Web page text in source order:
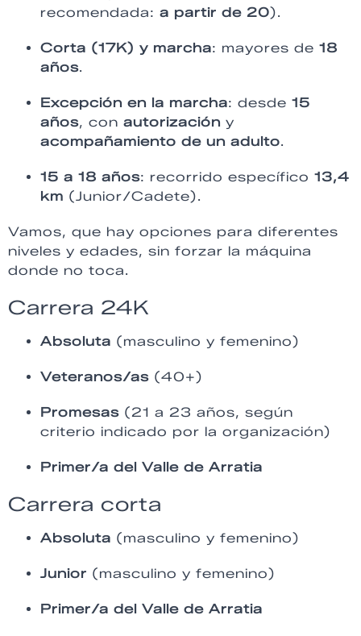
recomendada: a partir de 20).
Corta (17K) y marcha: mayores de 18
años.
Excepción en la marcha: desde 15
años, con autorización y
acompañamiento de un adulto.
15 a 18 años: recorrido específico 13,4
km (Junior/Cadete).
Vamos, que hay opciones para diferentes
niveles y edades, sin forzar la máquina
donde no toca.
Carrera 24K
Absoluta (masculino y femenino)
Veteranos/as (40+)
Promesas (21 a 23 años, según
criterio indicado por la organización)
Primer/a del Valle de Arratia
Carrera corta
Absoluta (masculino y femenino)
Junior (masculino y femenino)
Primer/a del Valle de Arratia